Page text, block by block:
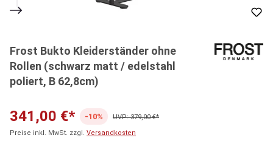
Frost Bukto Kleiderständer ohne
Rollen (schwarz matt / edelstahl
poliert, B 62,8cm)
341,00 €* -10%
UVP: 379,00 €*
Preise inkl. MwSt. zzgl. Versandkosten